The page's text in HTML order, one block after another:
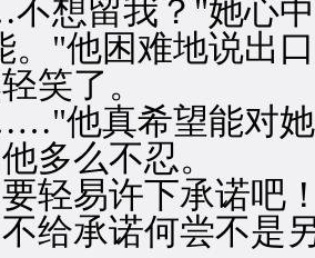
留我？"她心中
"他困难地说出
了。
真希望能对她
多么不忍。
易许下承诺吧
承诺何尝不是另